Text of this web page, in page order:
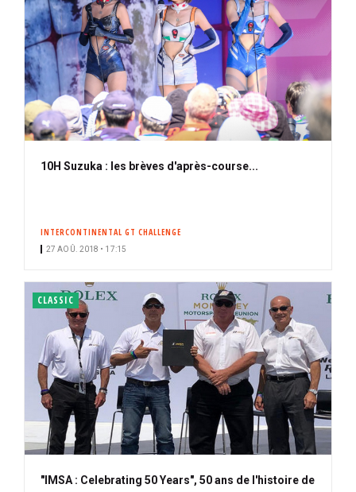
10H Suzuka : les brèves d'après-course...
INTERCONTINENTAL GT CHALLENGE
27 AOÛ. 2018 • 17:15
CLASSIC
"IMSA : Celebrating 50 Years", 50 ans de l'histoire de